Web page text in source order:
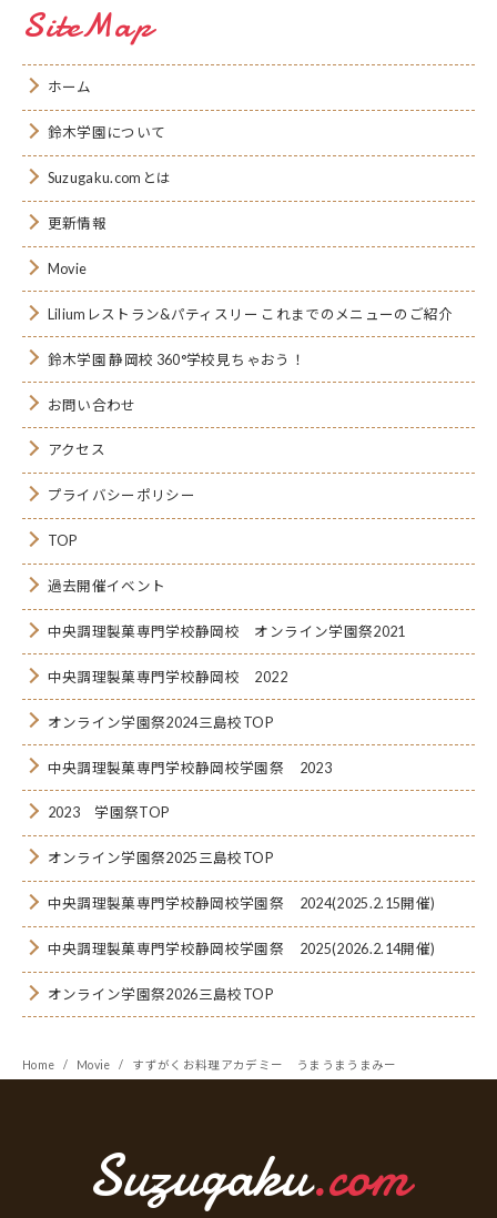
SiteMap
ホーム
鈴木学園について
Suzugaku.comとは
更新情報
Movie
Liliumレストラン&パティスリー これまでのメニューのご紹介
鈴木学園 静岡校 360°学校見ちゃおう！
お問い合わせ
アクセス
プライバシーポリシー
TOP
過去開催イベント
中央調理製菓専門学校静岡校 オンライン学園祭2021
中央調理製菓専門学校静岡校 2022
オンライン学園祭2024三島校TOP
中央調理製菓専門学校静岡校学園祭 2023
2023 学園祭TOP
オンライン学園祭2025三島校TOP
中央調理製菓専門学校静岡校学園祭 2024(2025.2.15開催)
中央調理製菓専門学校静岡校学園祭 2025(2026.2.14開催)
オンライン学園祭2026三島校TOP
Home Movie すずがくお料理アカデミー うまうまうまみー
Suzugaku.com